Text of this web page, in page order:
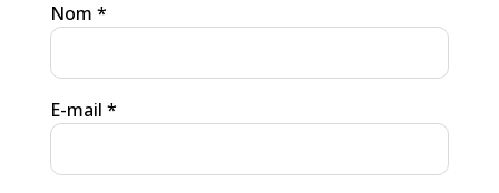
Nom *
E-mail *